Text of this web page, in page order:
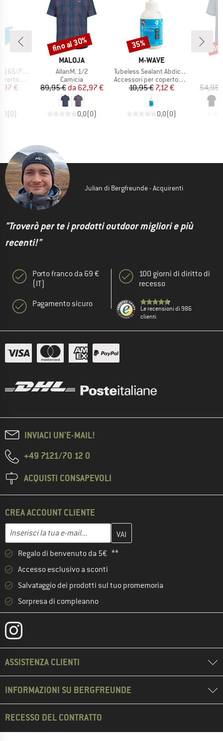
75-622)
d’aria
ridotto
€
(0)
MARCHIO
MALOJA
Articolo
AllanM. 1/2
Gruppo di prodotti
Camicia
Prezzo
89,95 € Prezzo ridotto
da 62,97 €
0,0(0)
Sconto
fino al 30%
MARCHIO
M-WAVE
Articolo
Tubeless Sealant Abdichtflüssigkeit
Gruppo di prodotti
Accessori per copertoni e camere d’aria
Prezzo
10,95 €Prezzo ridotto
7,12 €
0,0(0)
Sconto
35%
54,95
Julian di Bergfreunde - Acquirenti
"Troverò per te i prodotti outdoor migliori e più
recenti!"
Porto franco da 69 €
(IT)
Pagamento sicuro
100 giorni di diritto di
recesso
Le recensioni di 986
clienti
INVIACI UN'E-MAIL!
+49 7121/70 12 0
ACQUISTI CONSAPEVOLI
CREA ACCOUNT CLIENTE
Indirizzo e-mail
Inserisci qui il tuo indirizzo e-mail e crea il tuo account cliente
Regalo di benvenuto da 5€ **
Accesso esclusivo a sconti
Salvataggio dei prodotti sul tuo promemoria
Sorpresa di compleanno
ASSISTENZA CLIENTI
INFORMAZIONI SU BERGFREUNDE
RECESSO DEL CONTRATTO